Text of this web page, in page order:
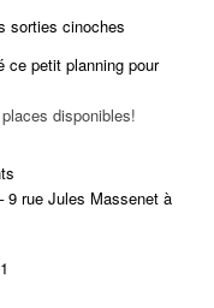
sorties cinoches
ce petit planning pour
disponibles!
9 rue Jules Massenet à